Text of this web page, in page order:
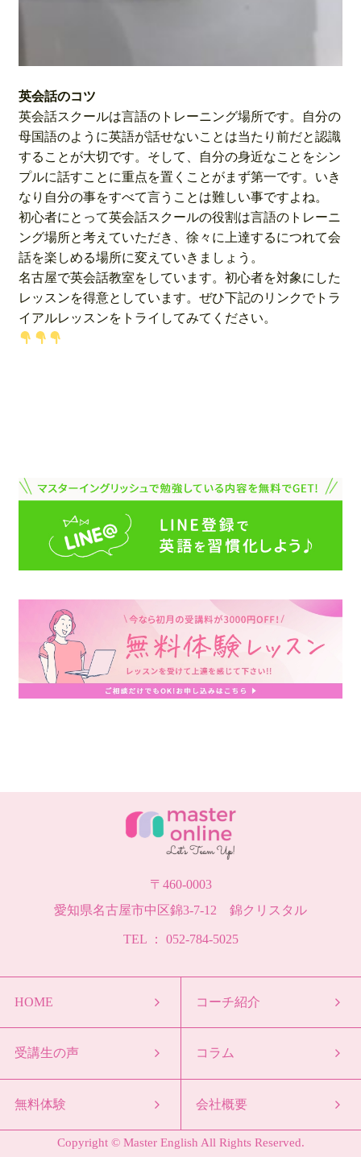
英会話のコツ
英会話スクールは言語のトレーニング場所です。自分の
母国語のように英語が話せないことは当たり前だと認識
することが大切です。そして、自分の身近なことをシン
プルに話すことに重点を置くことがまず第一です。いき
なり自分の事をすべて言うことは難しい事ですよね。
初心者にとって英会話スクールの役割は言語のトレーニ
ング場所と考えていただき、徐々に上達するにつれて会
話を楽しめる場所に変えていきましょう。
名古屋で英会話教室をしています。初心者を対象にした
レッスンを得意としています。ぜひ下記のリンクでトラ
イアルレッスンをトライしてみてください。
〒460-0003
愛知県名古屋市中区錦3-7-12 錦クリスタル
TEL ： 052-784-5025
HOME コーチ紹介
受講生の声 コラム
無料体験 会社概要
Copyright © Master English All Rights Reserved.